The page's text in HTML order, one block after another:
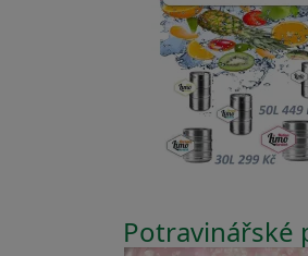
Potravinářské